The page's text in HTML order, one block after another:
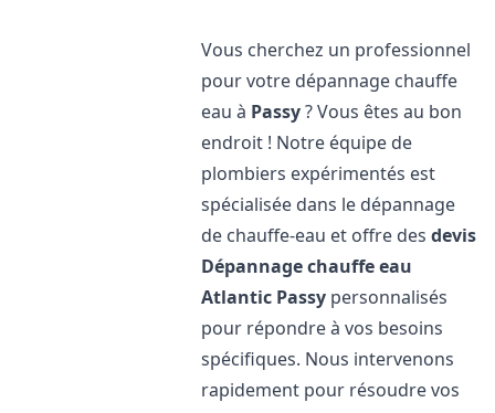
Vous cherchez un professionnel
pour votre dépannage chauffe
eau à Passy? Vous êtes au bon
endroit ! Notre équipe de
plombiers expérimentés est
spécialisée dans le dépannage
de chauffe-eau et offre desdevis
Dépannage chauffe eau
Atlantic Passy personnalisés
pour répondre à vos besoins
spécifiques. Nous intervenons
rapidement pour résoudre vos